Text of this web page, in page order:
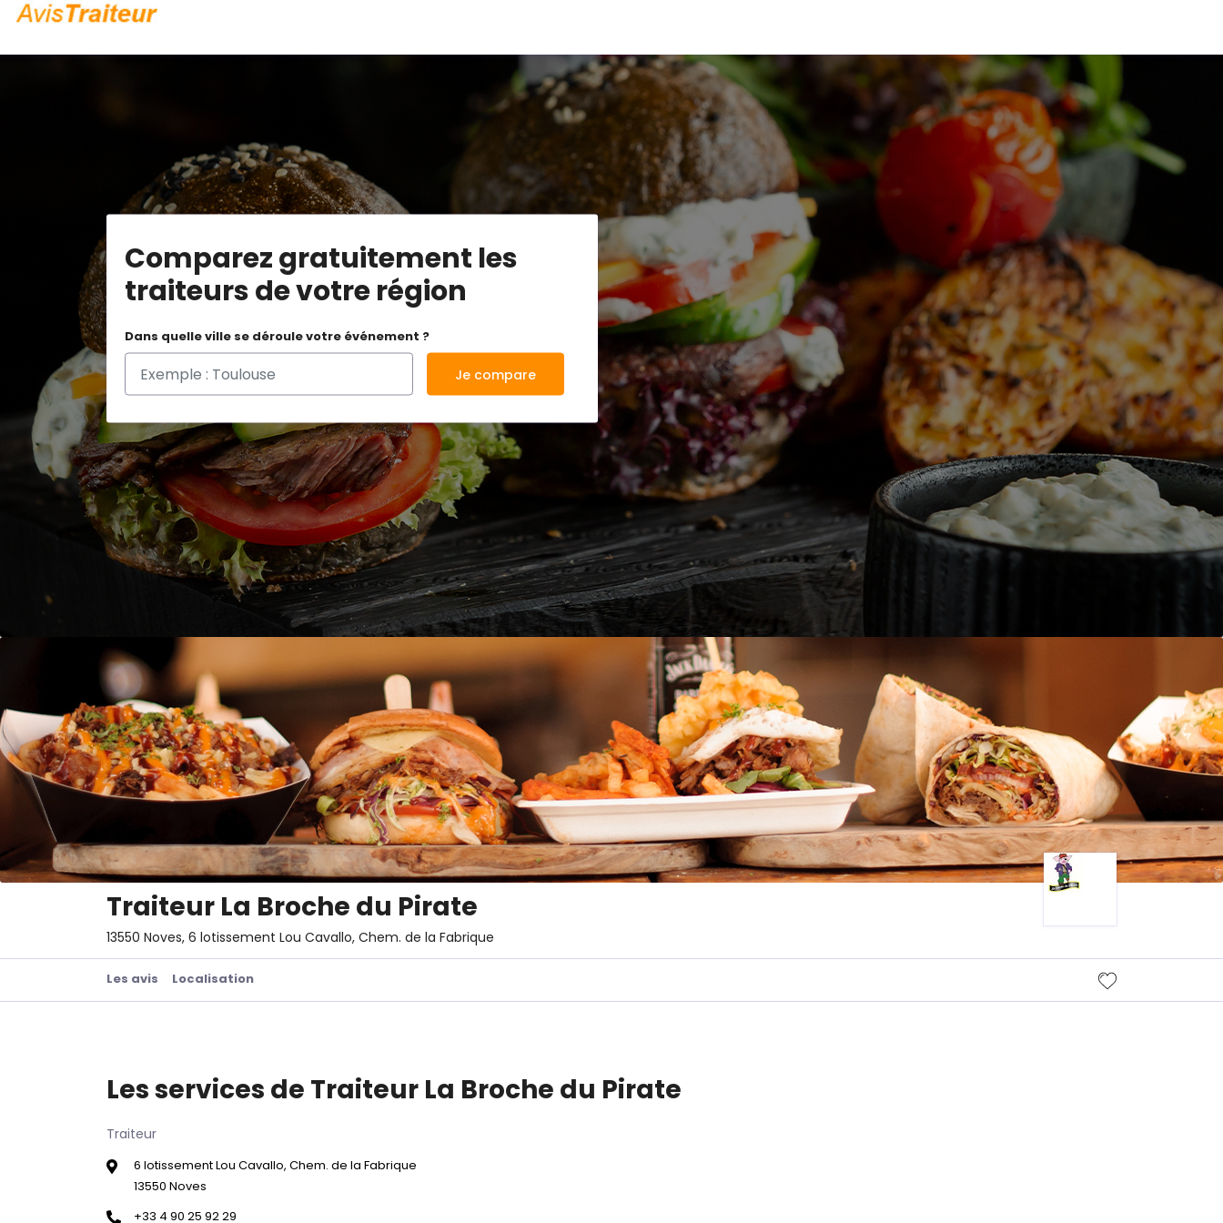
Comparez gratuitement les
traiteurs de votre région
Dans quelle ville se déroule votre événement ?
Je compare
Traiteur La Broche du Pirate
13550 Noves, 6 lotissement Lou Cavallo, Chem. de la Fabrique
Les avis Localisation
Les services de Traiteur La Broche du Pirate
Traiteur
6 lotissement Lou Cavallo, Chem. de la Fabrique
13550 Noves
+33 4 90 25 92 29